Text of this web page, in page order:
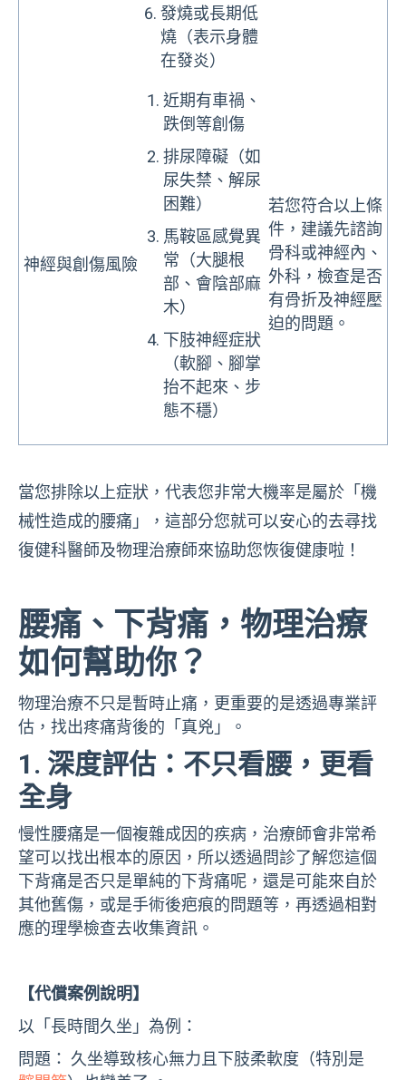
發燒或長期低
燒（表示身體
在發炎）
神經與創傷風險
近期有車禍、
跌倒等創傷
排尿障礙（如
尿失禁、解尿
困難）
馬鞍區感覺異
常（大腿根
部、會陰部麻
木）
下肢神經症狀
（軟腳、腳掌
抬不起來、步
態不穩）
若您符合以上條
件，建議先諮詢
骨科或神經內、
外科，檢查是否
有骨折及神經壓
迫的問題。
當您排除以上症狀，代表您非常大機率是屬於「機
械性造成的腰痛」，這部分您就可以安心的去尋找
復健科醫師及物理治療師來協助您恢復健康啦！
腰痛、下背痛，物理治療
如何幫助你？
物理治療不只是暫時止痛，更重要的是透過專業評
估，找出疼痛背後的「真兇」。
1. 深度評估：不只看腰，更看
全身
慢性腰痛是一個複雜成因的疾病，治療師會非常希
望可以找出根本的原因，所以透過問診了解您這個
下背痛是否只是單純的下背痛呢，還是可能來自於
其他舊傷，或是手術後疤痕的問題等，再透過相對
應的理學檢查去收集資訊。
【代償案例說明】
以「長時間久坐」為例：
問題： 久坐導致核心無力且下肢柔軟度（特別是